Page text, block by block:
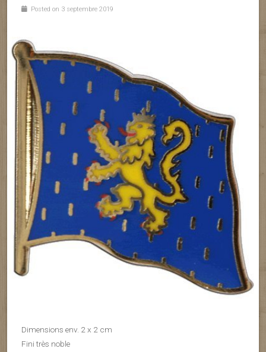
Posted on 3 septembre 2019
Dimensions env. 2 x 2 cm
Fini très noble